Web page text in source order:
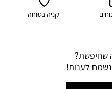
קניה בטוחה
שחיפשת?
לענות!